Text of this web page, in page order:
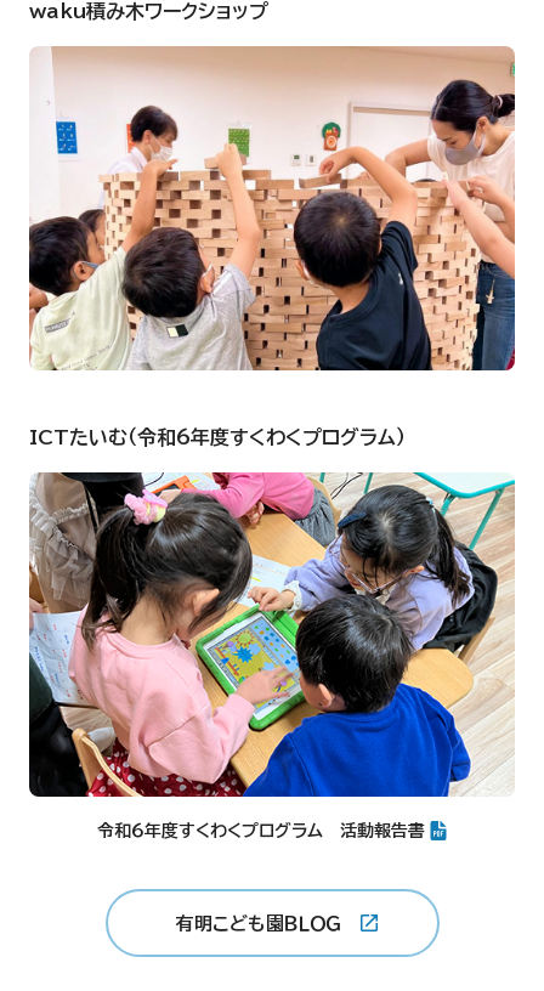
waku積み木ワークショップ
ICTたいむ（令和6年度すくわくプログラム）
令和６年度すくわくプログラム 活動報告書
有明こども園ＢＬＯＧ